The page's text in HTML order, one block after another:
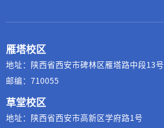
雁塔校区
地址：陕西省西安市碑林区雁塔路中段13号
邮编：710055
草堂校区
地址：陕西省西安市高新区学府路1号